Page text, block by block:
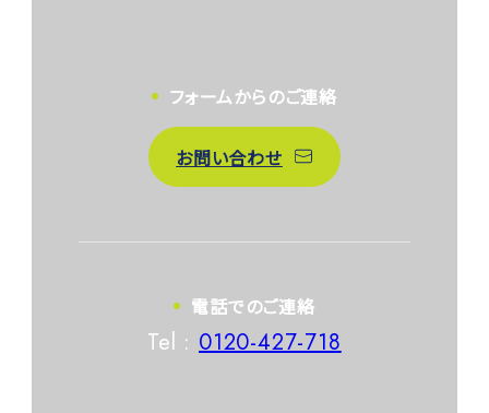
フォームからのご連絡
お問い合わせ
電話でのご連絡
Tel :0120-427-718